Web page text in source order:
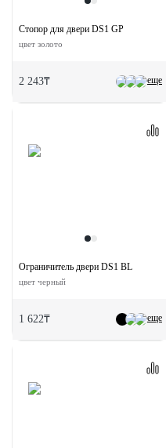
еще
Стопор для двери DS1 GP
цвет золото
2 243₸
еще
Ограничитель двери DS1 BL
цвет черный
1 622₸